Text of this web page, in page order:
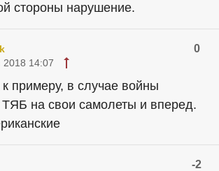
стороны нарушение.
0
2018 14:07
примеру, в случае войны
на свои самолеты и вперед.
-2